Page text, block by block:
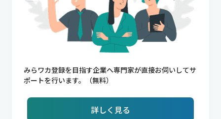
みらワカ登録を目指す企業へ専門家が直接お伺いしてサ
ポートを行います。（無料）
詳しく見る